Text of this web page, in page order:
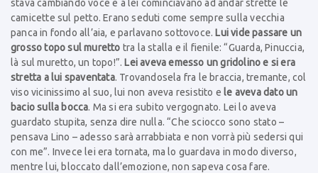
stava cambiando voce e a lei cominciavano ad andar strette le
camicette sul petto. Erano seduti come sempre sulla vecchia
panca in fondo all’aia, e parlavano sottovoce. Lui vide passare un
grosso topo sul muretto tra la stalla e il fienile: “Guarda, Pinuccia,
là sul muretto, un topo!”. Lei aveva emesso un gridolino e si era
stretta a lui spaventata. Trovandosela fra le braccia, tremante, col
viso vicinissimo al suo, lui non aveva resistito ele aveva dato un
bacio sulla bocca. Ma si era subito vergognato. Lei lo aveva
guardato stupita, senza dire nulla. “Che sciocco sono stato –
pensava Lino – adesso sarà arrabbiata e non vorrà più sedersi qui
con me”. Invece lei era tornata, ma lo guardava in modo diverso,
mentre lui, bloccato dall’emozione, non sapeva cosa fare.